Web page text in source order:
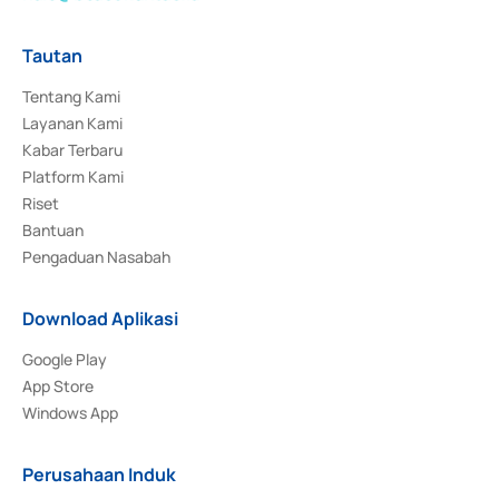
Tautan
Tentang Kami
Layanan Kami
Kabar Terbaru
Platform Kami
Riset
Bantuan
Pengaduan Nasabah
Download Aplikasi
Google Play
App Store
Windows App
Perusahaan Induk